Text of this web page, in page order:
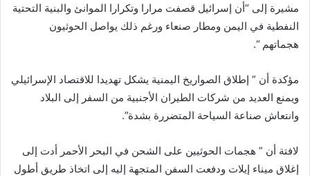
مشيرة إلى “أن إسرائيل قصفت مرارا وتكرارا الموانئ والبنية التحتية
النفطية في اليمن ومطار صنعاء ورغم ذلك يواصل الحوثيون
هجماتهم “.
مؤكدة أن ” إطلاق الصواريخ اليمنية يشكل تهديدا للاقتصاد الإسرائيلي
ويمنع العديد من شركات الطيران الأجنبية من السفر إلى البلاد
وانتعاش صناعة السياحة المتضررة بشدة”.
لافتة أن ” هجمات الحوثيين على الشحن في البحر الأحمر أدت إلى
إغلاق ميناء إيلات ودفعت السفن المتجهة إليه إلى اتخاذ طريق أطول